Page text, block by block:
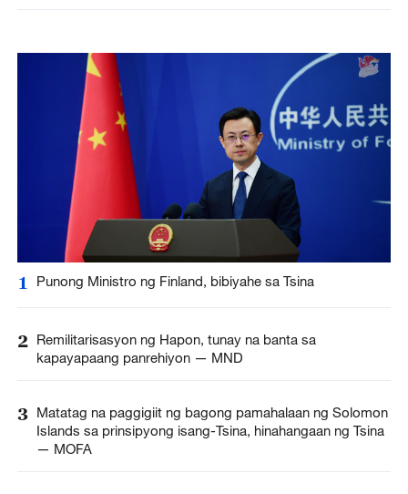
1 Punong Ministro ng Finland, bibiyahe sa Tsina
2 Remilitarisasyon ng Hapon, tunay na banta sa
kapayapaang panrehiyon — MND
3 Matatag na paggigiit ng bagong pamahalaan ng Solomon
Islands sa prinsipyong isang-Tsina, hinahangaan ng Tsina
— MOFA